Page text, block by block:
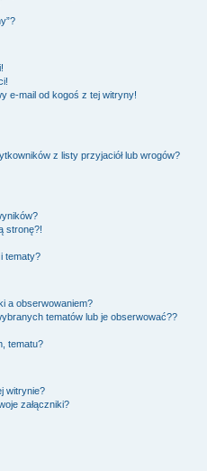
e-mail od kogoś z tej witryny!
z listy przyjaciół lub wrogów?
stronę?!
tematy?
a obserwowaniem?
tematów lub je obserwować??
tematu?
witrynie?
załączniki?